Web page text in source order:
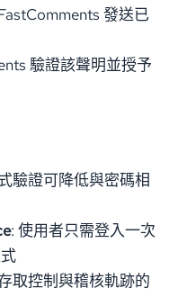
發送已
驗證該聲明並授予
驗證可降低與密碼相
: 使用者只需登入一次
取控制與稽核軌跡的